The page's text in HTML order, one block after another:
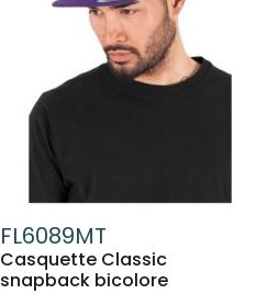
FL6089MT
Casquette Classic
snapback bicolore